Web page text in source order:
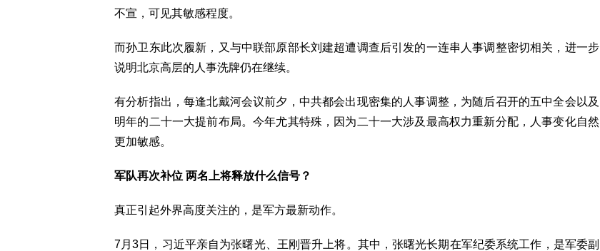
不宣，可见其敏感程度。
而孙卫东此次履新，又与中联部原部长刘建超遭调查后引发的一连串人事调整密切相关，进一步
说明北京高层的人事洗牌仍在继续。
有分析指出，每逢北戴河会议前夕，中共都会出现密集的人事调整，为随后召开的五中全会以及
明年的二十一大提前布局。今年尤其特殊，因为二十一大涉及最高权力重新分配，人事变化自然
更加敏感。
军队再次补位 两名上将释放什么信号？
真正引起外界高度关注的，是军方最新动作。
7月3日，习近平亲自为张曙光、王刚晋升上将。其中，张曙光长期在军纪委系统工作，是军委副